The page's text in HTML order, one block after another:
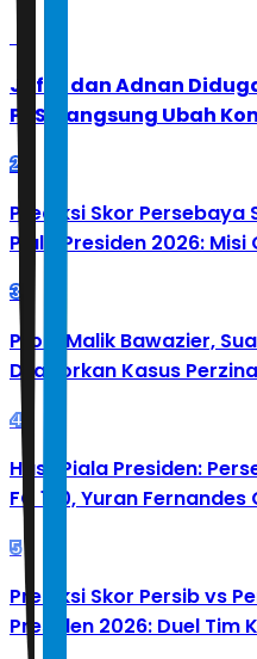
Jafar dan Adnan
PBSI Langsung Ubah
2
Prediksi Skor Persebaya
Piala Presiden 2026: Misi
3
Profil Malik Bawazier,
Dilaporkan Kasus
4
Hasil Piala Presiden:
FC 1-0, Yuran Fernandes
5
Prediksi Skor Persib vs
Presiden 2026: Duel Tim